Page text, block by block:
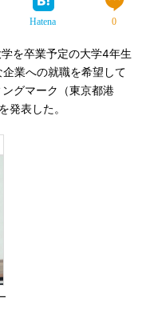
Hatena 0
を卒業予定の大学4年生
企業への就職を希望して
グマーク（東京都港
発表した。